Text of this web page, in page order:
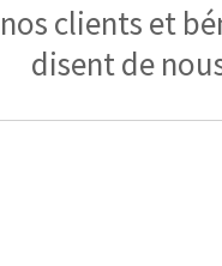
clients et
disent de